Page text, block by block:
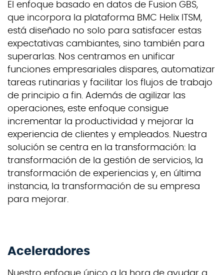
El enfoque basado en datos de Fusion GBS,
que incorpora la plataforma BMC Helix ITSM,
está diseñado no solo para satisfacer estas
expectativas cambiantes, sino también para
superarlas. Nos centramos en unificar
funciones empresariales dispares, automatizar
tareas rutinarias y facilitar los flujos de trabajo
de principio a fin. Además de agilizar las
operaciones, este enfoque consigue
incrementar la productividad y mejorar la
experiencia de clientes y empleados. Nuestra
solución se centra en la transformación: la
transformación de la gestión de servicios, la
transformación de experiencias y, en última
instancia, la transformación de su empresa
para mejorar.
Aceleradores